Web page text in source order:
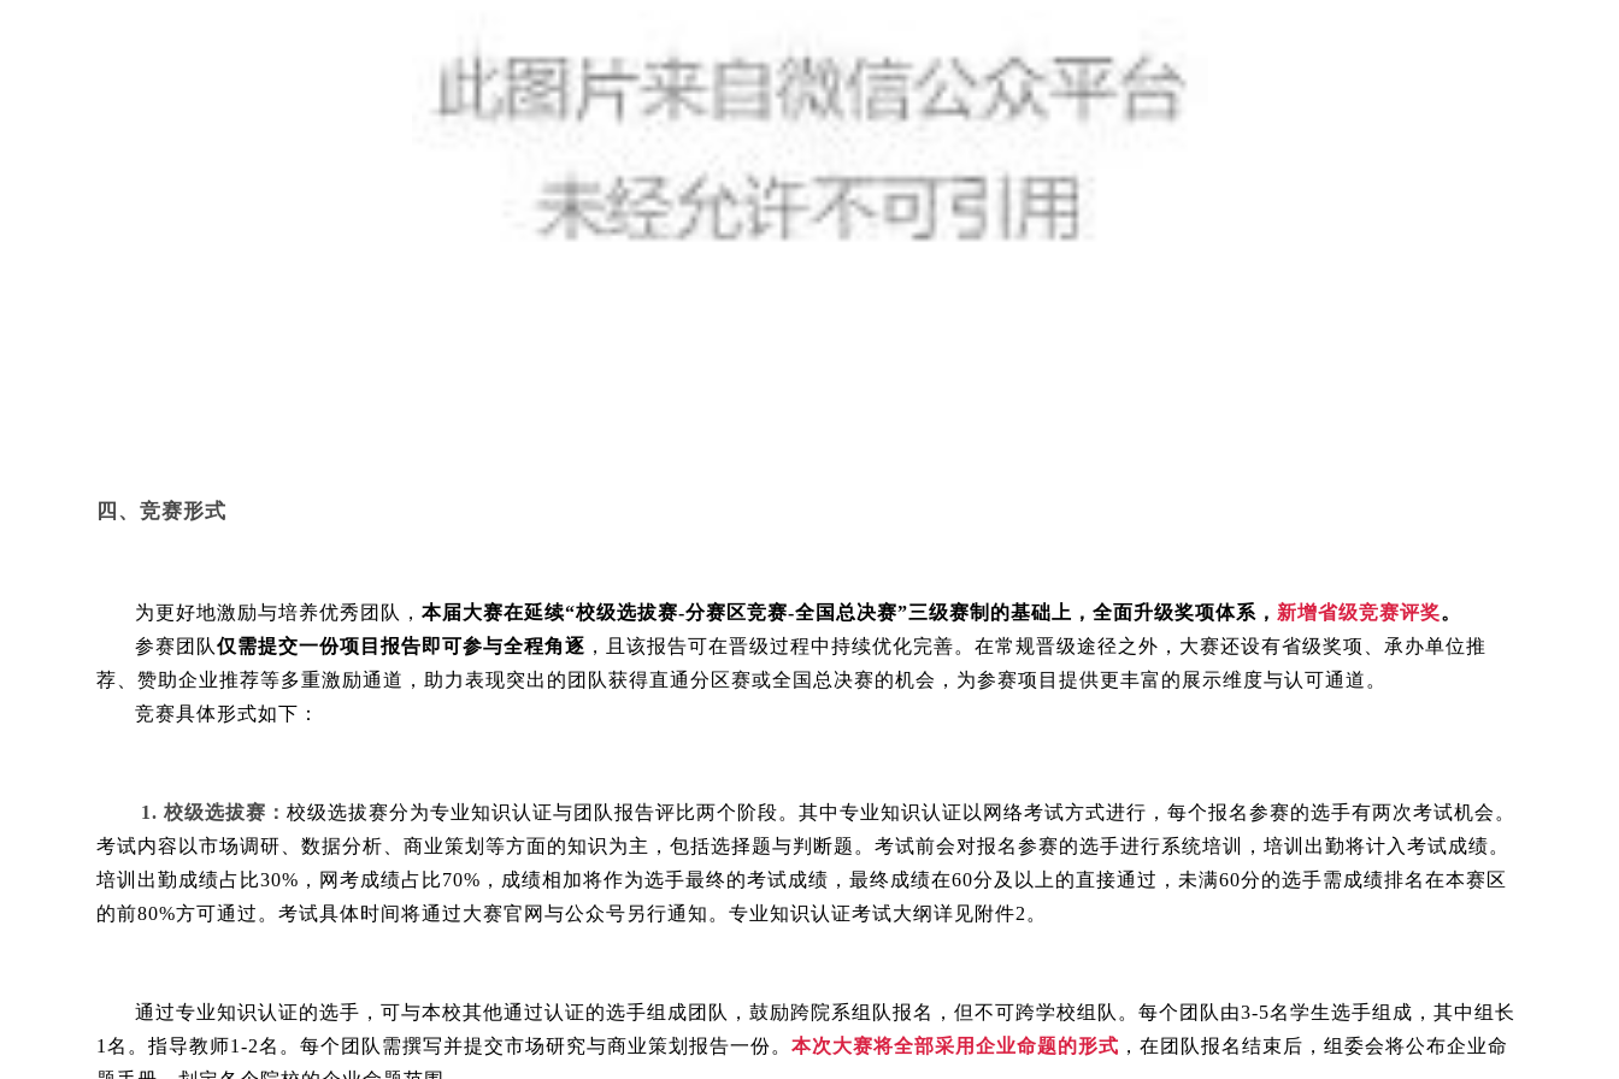
四、竞赛形式
为更好地激励与培养优秀团队， 本届大赛在延续“校级选拔赛-分赛区竞赛-全国总决赛”三级赛制的基础上，全面升级奖项体系， 新增省级竞赛评奖。
参赛团队仅需提交一份项目报告即可参与全程角逐 ，且该报告可在晋级过程中持续优化完善。在常规晋级途径之外，大赛还设有省级奖项、承办单位推
荐、赞助企业推荐等多重激励通道，助力表现突出的团队获得直通分区赛或全国总决赛的机会，为参赛项目提供更丰富的展示维度与认可通道。
竞赛具体形式如下：
1. 校级选拔赛： 校级选拔赛分为专业知识认证与团队报告评比两个阶段。其中专业知识认证以网络考试方式进行，每个报名参赛的选手有两次考试机会。
考试内容以市场调研、数据分析、商业策划等方面的知识为主，包括选择题与判断题。考试前会对报名参赛的选手进行系统培训，培训出勤将计入考试成绩。
培训出勤成绩占比30%，网考成绩占比70%，成绩相加将作为选手最终的考试成绩，最终成绩在60分及以上的直接通过，未满60分的选手需成绩排名在本赛区
的前80%方可通过。考试具体时间将通过大赛官网与公众号另行通知。专业知识认证考试大纲详见附件2。
通过专业知识认证的选手，可与本校其他通过认证的选手组成团队，鼓励跨院系组队报名，但不可跨学校组队。每个团队由3-5名学生选手组成，其中组长
1名。指导教师1-2名。每个团队需撰写并提交市场研究与商业策划报告一份。 本次大赛将全部采用企业命题的形式 ，在团队报名结束后，组委会将公布企业命